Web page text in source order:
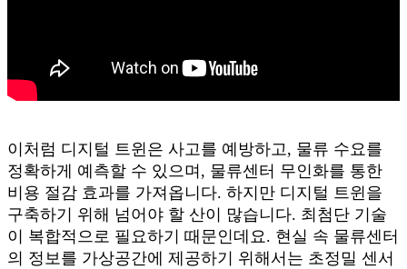
이처럼 디지털 트윈은 사고를 예방하고, 물류 수요를
정확하게 예측할 수 있으며, 물류센터 무인화를 통한
비용 절감 효과를 가져옵니다. 하지만 디지털 트윈을
구축하기 위해 넘어야 할 산이 많습니다. 최첨단 기술
이 복합적으로 필요하기 때문인데요. 현실 속 물류센터
의 정보를 가상공간에 제공하기 위해서는 초정밀 센서